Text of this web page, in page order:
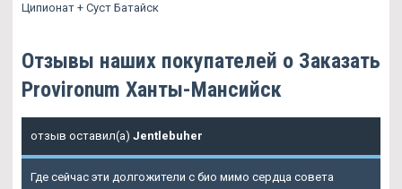
Ципионат + Суст Батайск
Отзывы наших покупателей о Заказать
Provironum Ханты-Мансийск
отзыв оставил(а) Jentlebuher
Где сейчас эти долгожители с био мимо сердца совета